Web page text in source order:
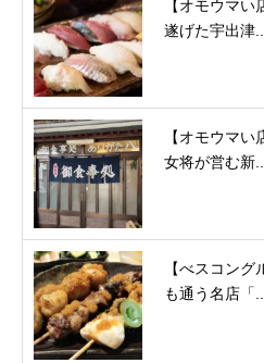
【オモウマ
遂げた宇出津...
【オモウマ
女将が営む新...
【べスコン
も通う名店「...